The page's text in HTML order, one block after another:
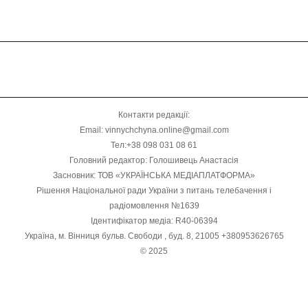
Контакти редакції:
Email: vinnychchyna.online@gmail.com
Тел:+38 098 031 08 61
Головний редактор: Голошивець Анастасія
Засновник: ТОВ «УКРАЇНСЬКА МЕДІАПЛАТФОРМА»
Рішення Національної ради України з питань телебачення і
радіомовлення №1639
Ідентифікатор медіа: R40-06394
Україна, м. Вінниця бульв. Свободи , буд. 8, 21005 +380953626765
© 2025